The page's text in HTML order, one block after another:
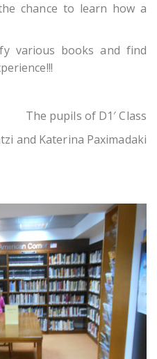
chance to learn how a
various books and find
The pupils of D1′ Class
and Katerina Paximadaki